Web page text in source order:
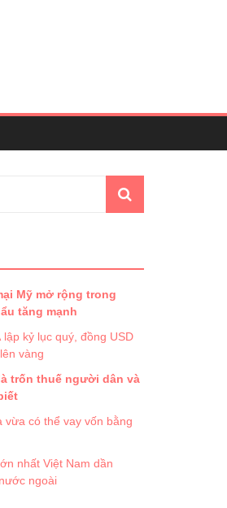
Mỹ mở rộng trong
tăng mạnh
kỷ lục quý, đồng USD
vàng
trốn thuế người dân và
vừa có thể vay vốn bằng
nhất Việt Nam dần
ngoài